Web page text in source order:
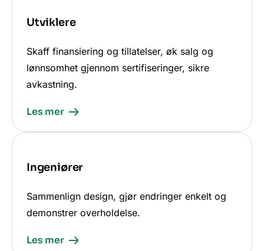
Utviklere
Skaff finansiering og tillatelser, øk salg og
lønnsomhet gjennom sertifiseringer, sikre
avkastning.
Les mer
Ingeniører
Sammenlign design, gjør endringer enkelt og
demonstrer overholdelse.
Les mer